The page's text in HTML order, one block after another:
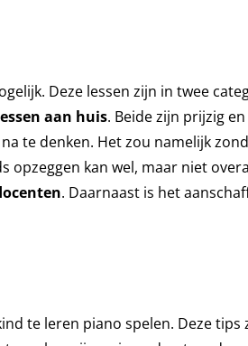
Deze lessen zijn in twee
aan huis. Beide zijn prijzig
te denken. Het zou namelijk
opzeggen kan wel, maar niet
. Daarnaast is het
te leren piano spelen. Deze